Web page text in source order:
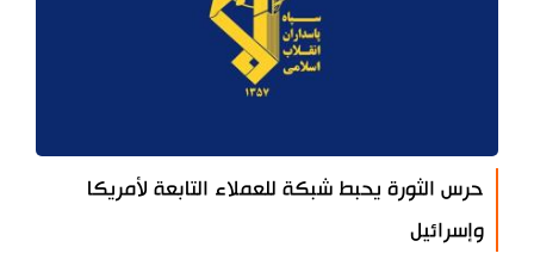
حرس الثورة يحبط شبكة للعملاء التابعة لأمريكا
وإسرائيل